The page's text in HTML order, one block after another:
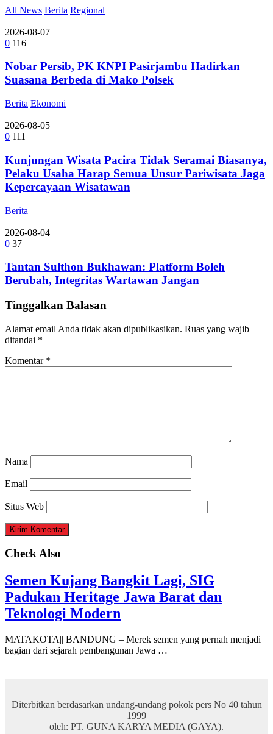
All News Berita Regional
2026-08-07
0 116
Nobar Persib, PK KNPI Pasirjambu Hadirkan
Suasana Berbeda di Mako Polsek
Berita Ekonomi
2026-08-05
0 111
Kunjungan Wisata Pacira Tidak Seramai Biasanya,
Pelaku Usaha Harap Semua Unsur Pariwisata Jaga
Kepercayaan Wisatawan
Berita
2026-08-04
0 37
Tantan Sulthon Bukhawan: Platform Boleh
Berubah, Integritas Wartawan Jangan
Tinggalkan Balasan
Alamat email Anda tidak akan dipublikasikan. Ruas yang wajib
ditandai *
Komentar *
Nama
Email
Situs Web
Check Also
Semen Kujang Bangkit Lagi, SIG
Padukan Heritage Jawa Barat dan
Teknologi Modern
MATAKOTA|| BANDUNG – Merek semen yang pernah menjadi
bagian dari sejarah pembangunan Jawa …
Diterbitkan berdasarkan undang-undang pokok pers No 40 tahun
1999
oleh: PT. GUNA KARYA MEDIA (GAYA).